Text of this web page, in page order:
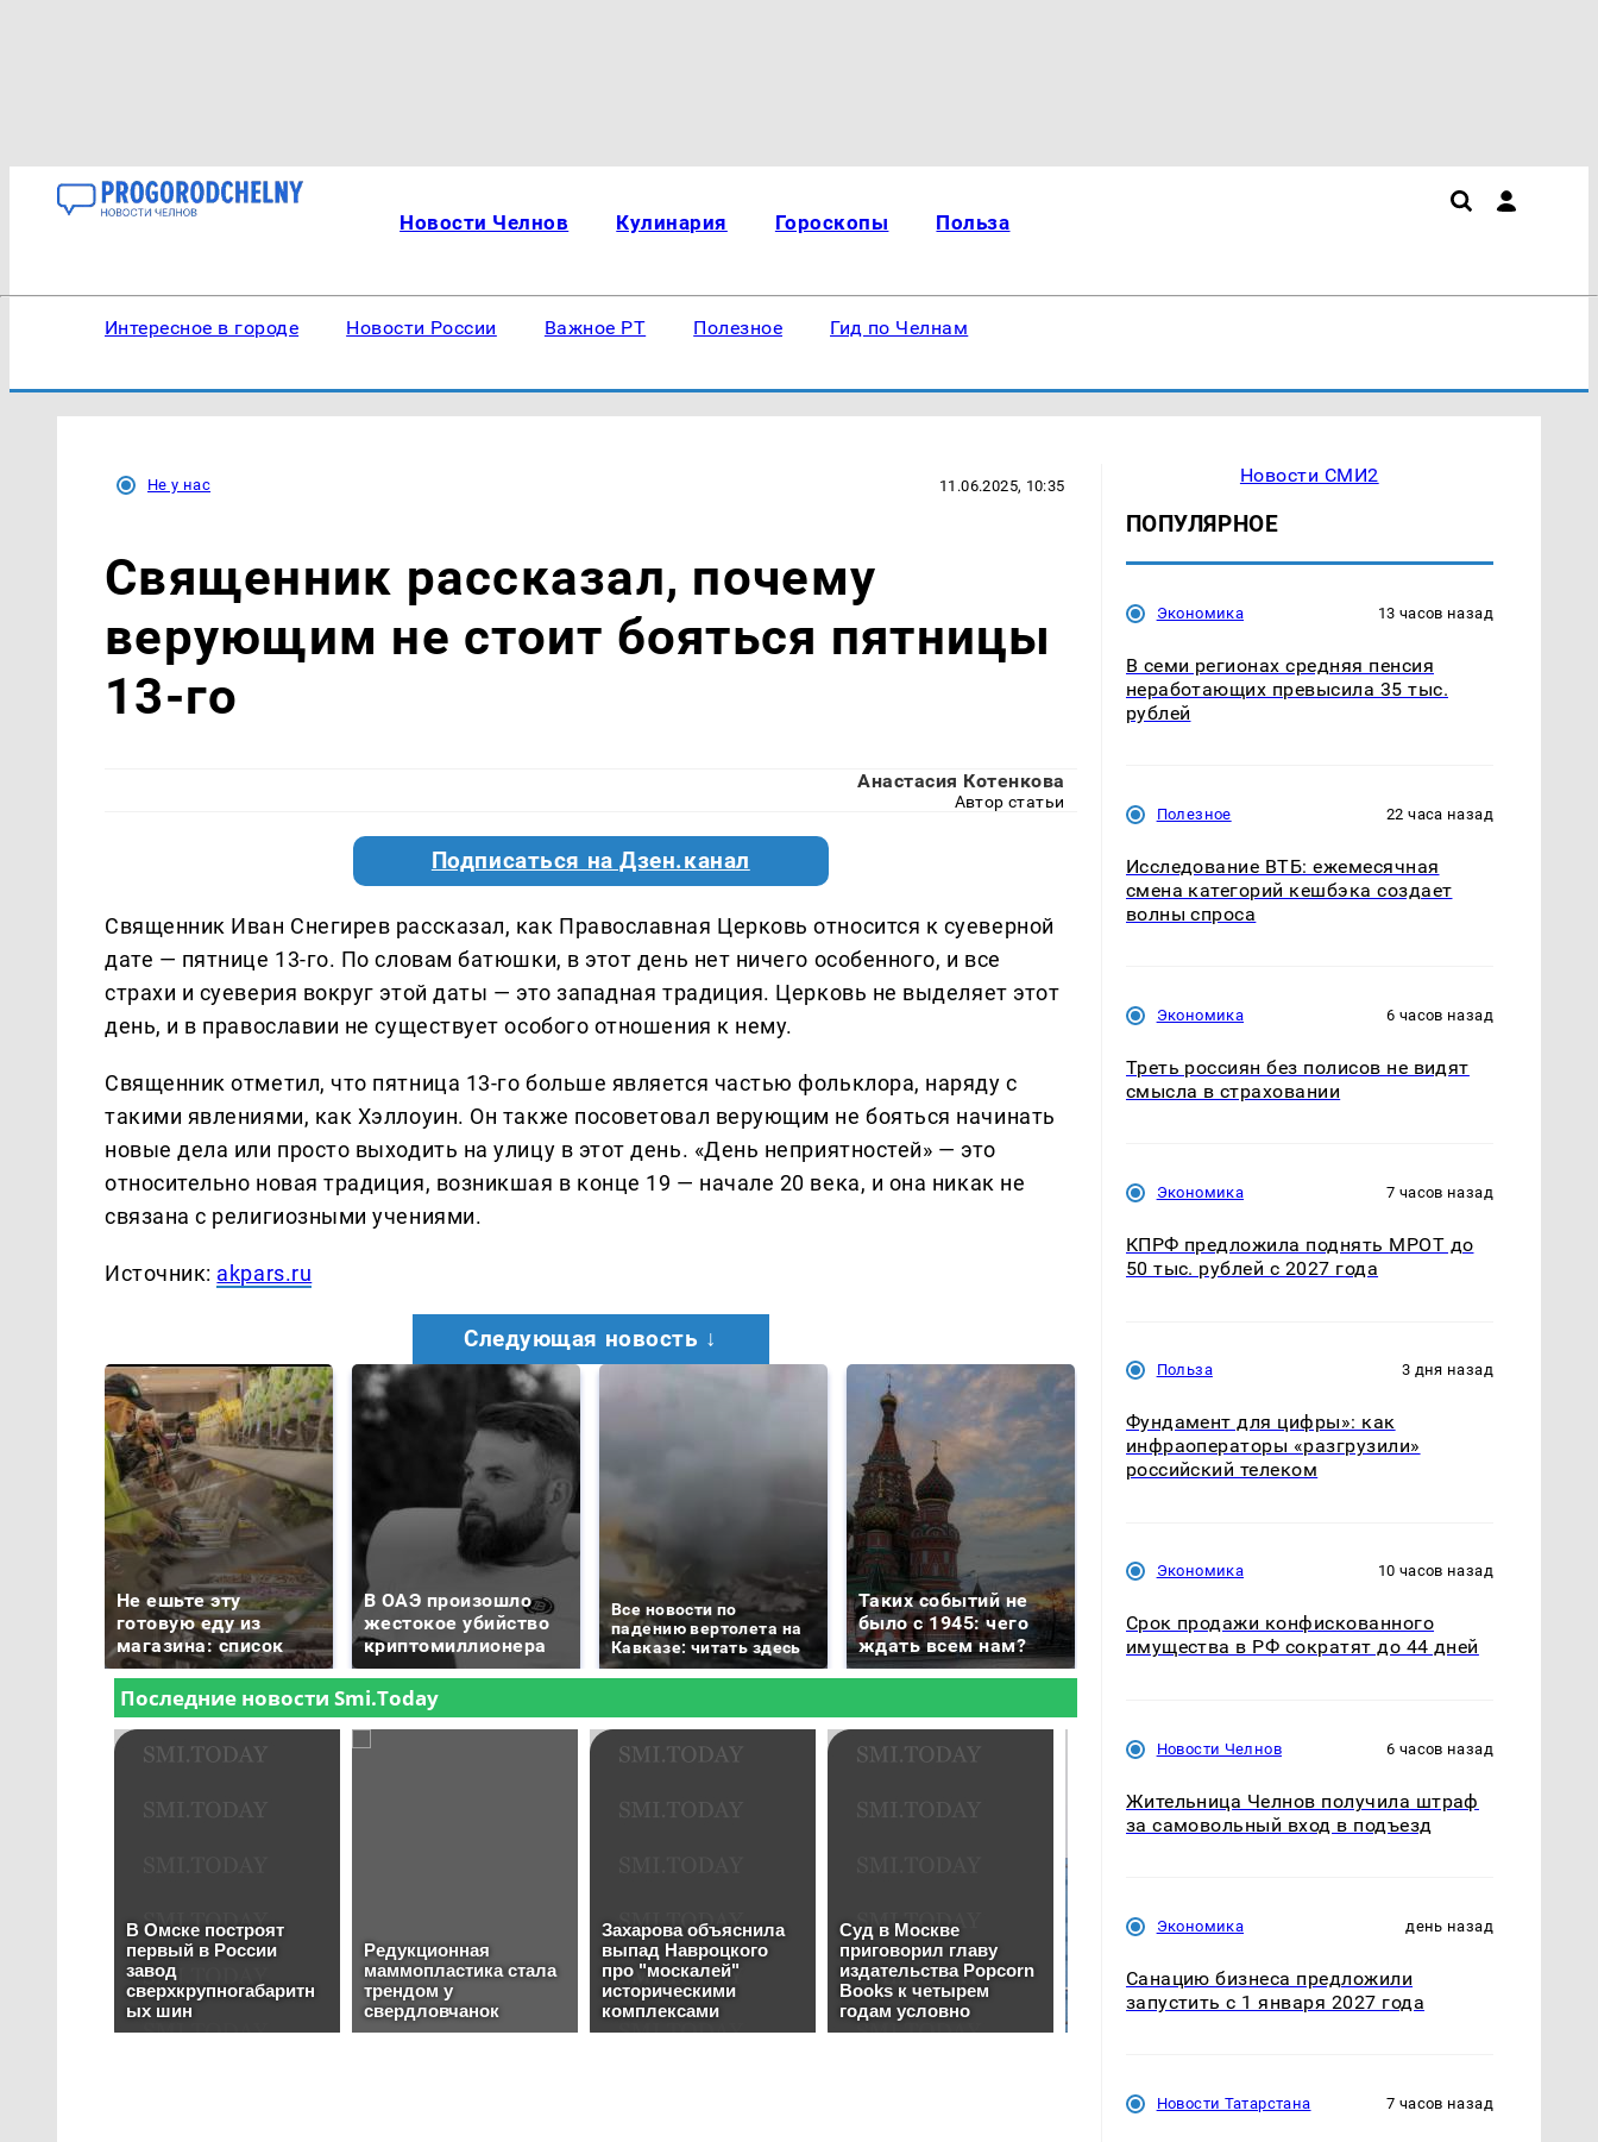
Новости Челнов Кулинария Гороскопы Польза
Интересное в городе Новости России Важное РТ Полезное Гид по Челнам
Не у нас 11.06.2025, 10:35
Священник рассказал, почему
верующим не стоит бояться пятницы
13-го
Анастасия Котенкова
Автор статьи
Подписаться на Дзен.канал
Священник Иван Снегирев рассказал, как Православная Церковь относится к суеверной
дате — пятнице 13-го. По словам батюшки, в этот день нет ничего особенного, и все
страхи и суеверия вокруг этой даты — это западная традиция. Церковь не выделяет этот
день, и в православии не существует особого отношения к нему.
Священник отметил, что пятница 13-го больше является частью фольклора, наряду с
такими явлениями, как Хэллоуин. Он также посоветовал верующим не бояться начинать
новые дела или просто выходить на улицу в этот день. «День неприятностей» — это
относительно новая традиция, возникшая в конце 19 — начале 20 века, и она никак не
связана с религиозными учениями.
Источник: akpars.ru
Следующая новость ↓
Не ешьте эту
готовую еду из
магазина: список
В ОАЭ произошло
жестокое убийство
криптомиллионера
Все новости по
падению вертолета на
Кавказе: читать здесь
Таких событий не
было с 1945: чего
ждать всем нам?
ажиотаж из-за этого
продукта: что купить?
СМИ: В Химках на
машину напали и
подожгли.
Новости СМИ2
ПОПУЛЯРНОЕ
Экономика 13 часов назад
В семи регионах средняя пенсия
неработающих превысила 35 тыс.
рублей
Полезное 22 часа назад
Исследование ВТБ: ежемесячная
смена категорий кешбэка создает
волны спроса
Экономика 6 часов назад
Треть россиян без полисов не видят
смысла в страховании
Экономика 7 часов назад
КПРФ предложила поднять МРОТ до
50 тыс. рублей с 2027 года
Польза 3 дня назад
Фундамент для цифры»: как
инфраоператоры «разгрузили»
российский телеком
Экономика 10 часов назад
Срок продажи конфискованного
имущества в РФ сократят до 44 дней
Новости Челнов 6 часов назад
Жительница Челнов получила штраф
за самовольный вход в подъезд
Экономика день назад
Санацию бизнеса предложили
запустить с 1 января 2027 года
Новости Татарстана 7 часов назад